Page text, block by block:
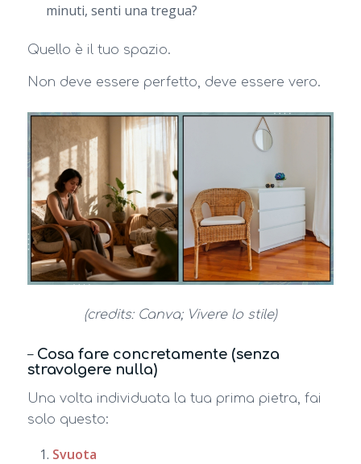
minuti, senti una tregua?
Quello è il tuo spazio.
Non deve essere perfetto, deve essere vero.
(credits: Canva; Vivere lo stile)
– Cosa fare concretamente (senza
stravolgere nulla)
Una volta individuata la tua prima pietra, fai
solo questo:
Svuota